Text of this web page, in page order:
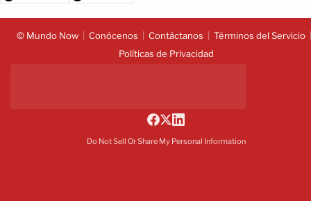
© Mundo Now Conócenos Contáctanos
Términos del Servicio
Políticas de Privacidad
Do Not Sell Or Share My Personal Information